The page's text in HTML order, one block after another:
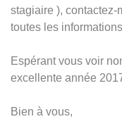
stagiaire ), contactez-
toutes les
Espérant vous voir
excellente année
Bien à vous,